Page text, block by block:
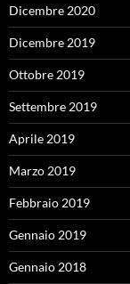
Dicembre 2020
Dicembre 2019
Ottobre 2019
Settembre 2019
Aprile 2019
Marzo 2019
Febbraio 2019
Gennaio 2019
Gennaio 2018